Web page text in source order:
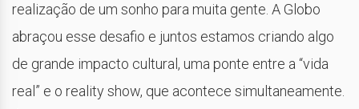
realização de um sonho para muita gente. A Globo
abraçou esse desafio e juntos estamos criando algo
de grande impacto cultural, uma ponte entre a “vida
real” e o reality show, que acontece simultaneamente.